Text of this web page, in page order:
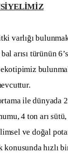
varlığı
arısı türünün
ile dünyada 2.
4 ton arı
ve doğal
konusunda